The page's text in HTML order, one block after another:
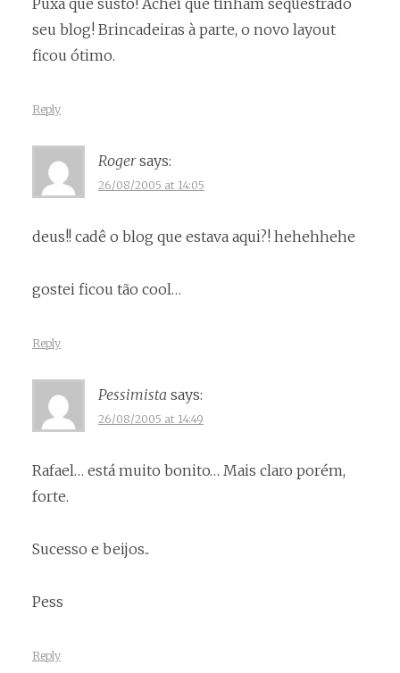
Puxa que susto! Achei que tinham seqüestrado
seu blog! Brincadeiras à parte, o novo layout
ficou ótimo.
Reply
Roger says:
26/08/2005 at 14:05
deus!! cadê o blog que estava aqui?! hehehhehe
gostei ficou tão cool…
Reply
Pessimista says:
26/08/2005 at 14:49
Rafael… está muito bonito… Mais claro porém,
forte.
Sucesso e beijos..
Pess
Reply